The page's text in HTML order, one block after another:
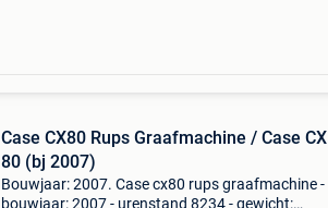
Case CX80 Rups Graafmachine / Case CX
80 (bj 2007)
Bouwjaar: 2007. Case cx80 rups graafmachine -
bouwjaar: 2007 - urenstand 8234 - gewicht: